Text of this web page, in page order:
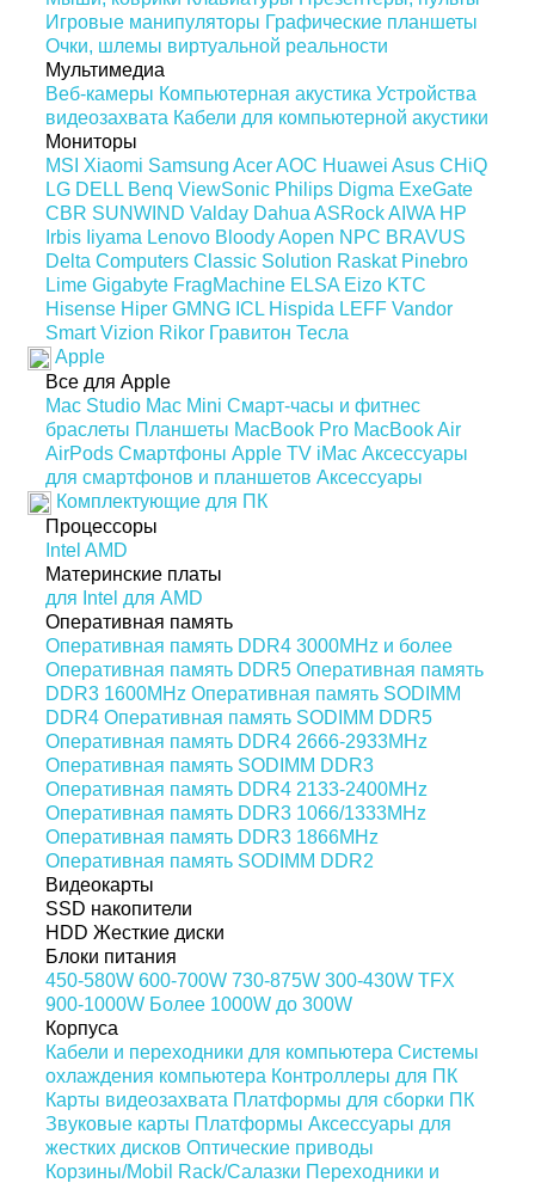
Игровые манипуляторы Графические планшеты
Очки, шлемы виртуальной реальности
Мультимедиа
Веб-камеры Компьютерная акустика Устройства
видеозахвата Кабели для компьютерной акустики
Мониторы
MSI Xiaomi Samsung AcerAOC Huawei Asus CHiQ
LG DELL Benq ViewSonic Philips Digma ExeGate
CBR SUNWIND Valday Dahua ASRockAIWA HP
Irbis Iiyama Lenovo BloodyAopen NPC BRAVUS
Delta Computers Classic Solution Raskat Pinebro
Lime Gigabyte FragMachine ELSA Eizo KTC
Hisense Hiper GMNG ICL Hispida LEFF Vandor
Smart Vizion Rikor Гравитон Тесла
Apple
Все для Apple
Mac Studio Mac Mini Смарт-часы и фитнес
браслеты Планшеты MacBook Pro MacBook Air
AirPods Смартфоны Apple TV iMac Аксессуары
для смартфонов и планшетов Аксессуары
Комплектующие для ПК
Процессоры
Intel AMD
Материнские платы
для Intel для AMD
Оперативная память
Оперативная память DDR4 3000MHz и более
Оперативная память DDR5 Оперативная память
DDR3 1600MHz Оперативная память SODIMM
DDR4 Оперативная память SODIMM DDR5
Оперативная память DDR4 2666-2933MHz
Оперативная память SODIMM DDR3
Оперативная память DDR4 2133-2400MHz
Оперативная память DDR3 1066/1333MHz
Оперативная память DDR3 1866MHz
Оперативная память SODIMM DDR2
Видеокарты
SSD накопители
HDD Жесткие диски
Блоки питания
450-580W 600-700W 730-875W 300-430W TFX
900-1000W Более 1000W до 300W
Корпуса
Кабели и переходники для компьютера Системы
охлаждения компьютера Контроллеры для ПК
Карты видеозахвата Платформы для сборки ПК
Звуковые карты Платформы Аксессуары для
жестких дисков Оптические приводы
Корзины/Mobil Rack/Салазки Переходники и